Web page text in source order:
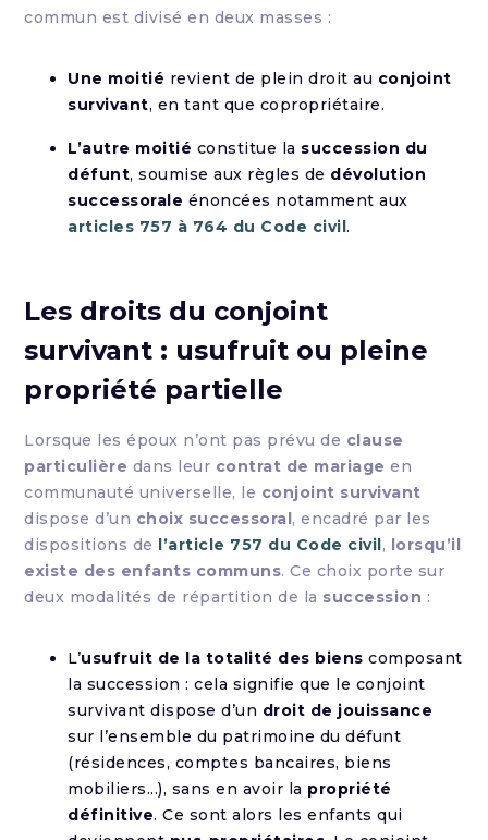
commun est divisé en deux masses :
Une moitié revient de plein droit au conjoint
survivant, en tant que copropriétaire.
L’autre moitié constitue la succession du
défunt, soumise aux règles de dévolution
successorale énoncées notamment aux
articles 757 à 764 du Code civil.
Les droits du conjoint
survivant : usufruit ou pleine
propriété partielle
Lorsque les époux n’ont pas prévu de clause
particulière dans leur contrat de mariage en
communauté universelle, le conjoint survivant
dispose d’un choix successoral, encadré par les
dispositions de l’article 757 du Code civil, lorsqu’il
existe des enfants communs. Ce choix porte sur
deux modalités de répartition de la succession :
L’usufruit de la totalité des biens composant
la succession : cela signifie que le conjoint
survivant dispose d’un droit de jouissance
sur l’ensemble du patrimoine du défunt
(résidences, comptes bancaires, biens
mobiliers...), sans en avoir la propriété
définitive. Ce sont alors les enfants qui